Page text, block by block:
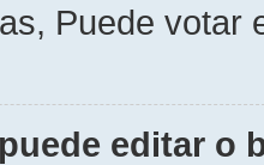
Puede votar
editar o